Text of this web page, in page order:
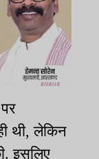
थी, लेकिन
इसलिए